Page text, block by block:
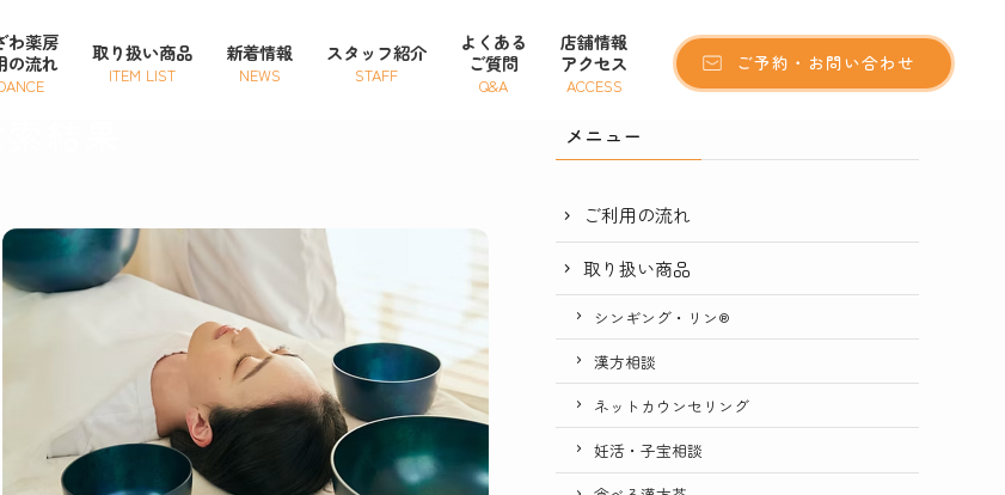
わ薬房
の流れ
取り扱い商品
ITEM LIST
新着情報
NEWS
スタッフ紹介
STAFF
よくある
ご質問
Q&A
店舗情報
アクセス
ACCESS
ご予約・お問い合わせ
メニュー
ご利用の流れ
取り扱い商品
シンギング・リン®
漢方相談
ネットカウンセリング
妊活・子宝相談